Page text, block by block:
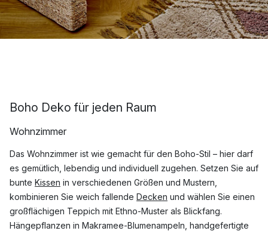
Boho Deko für jeden Raum
Wohnzimmer
Das Wohnzimmer ist wie gemacht für den Boho-Stil – hier darf
es gemütlich, lebendig und individuell zugehen. Setzen Sie auf
bunte Kissen in verschiedenen Größen und Mustern,
kombinieren Sie weich fallende Decken und wählen Sie einen
großflächigen Teppich mit Ethno-Muster als Blickfang.
Hängepflanzen in Makramee-Blumenampeln, handgefertigte